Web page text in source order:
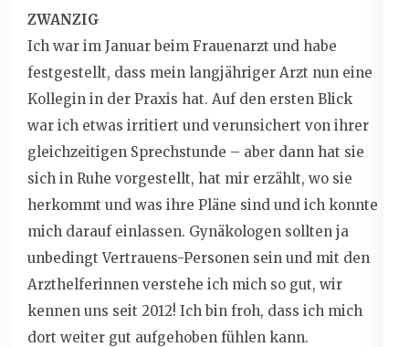
ZWANZIG
Ich war im Januar beim Frauenarzt und habe
festgestellt, dass mein langjähriger Arzt nun eine
Kollegin in der Praxis hat. Auf den ersten Blick
war ich etwas irritiert und verunsichert von ihrer
gleichzeitigen Sprechstunde – aber dann hat sie
sich in Ruhe vorgestellt, hat mir erzählt, wo sie
herkommt und was ihre Pläne sind und ich konnte
mich darauf einlassen. Gynäkologen sollten ja
unbedingt Vertrauens-Personen sein und mit den
Arzthelferinnen verstehe ich mich so gut, wir
kennen uns seit 2012! Ich bin froh, dass ich mich
dort weiter gut aufgehoben fühlen kann.